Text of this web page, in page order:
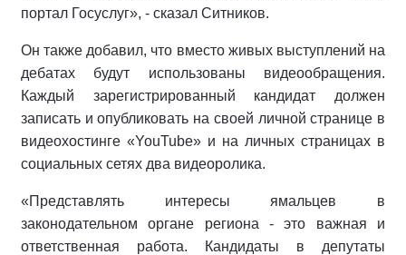
портал Госуслуг», - сказал Ситников.
Он также добавил, что вместо живых выступлений на
дебатах будут использованы видеообращения.
Каждый зарегистрированный кандидат должен
записать и опубликовать на своей личной странице в
видеохостинге «YouTube» и на личных страницах в
социальных сетях два видеоролика.
«Представлять интересы ямальцев в
законодательном органе региона - это важная и
ответственная работа. Кандидаты в депутаты